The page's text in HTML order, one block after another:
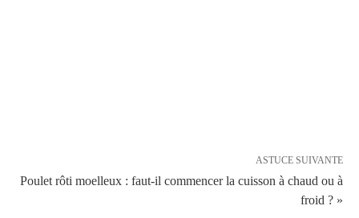
ASTUCE SUIVANTE
Poulet rôti moelleux : faut-il commencer la cuisson à chaud ou à
froid ? »